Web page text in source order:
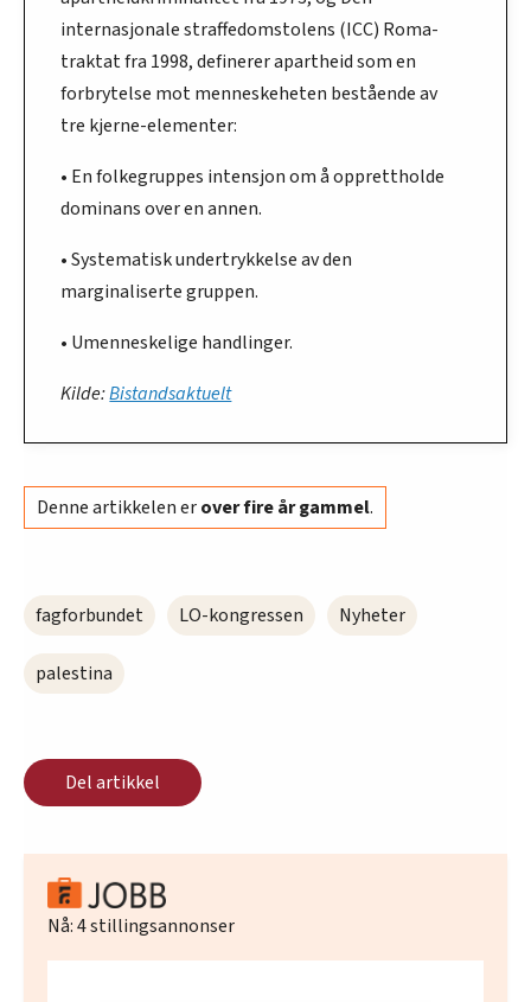
internasjonale straffedomstolens (ICC) Roma-
traktat fra 1998, definerer apartheid som en
forbrytelse mot menneskeheten bestående av
tre kjerne-elementer:
• En folkegruppes intensjon om å opprettholde
dominans over en annen.
• Systematisk undertrykkelse av den
marginaliserte gruppen.
• Umenneskelige handlinger.
Kilde:Bistandsaktuelt
Denne artikkelen erover fire år gammel.
fagforbundet LO-kongressen Nyheter
palestina
Del artikkel
Nå:4stillingsannonser